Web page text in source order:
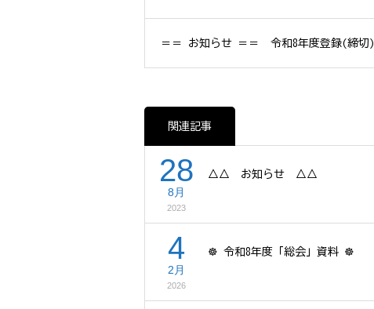
＝＝ お知らせ ＝＝ 令和8年度登録(締切)
関連記事
28
8月
2023
△△ お知らせ △△
4
2月
2026
☸ 令和8年度「総会」資料 ☸